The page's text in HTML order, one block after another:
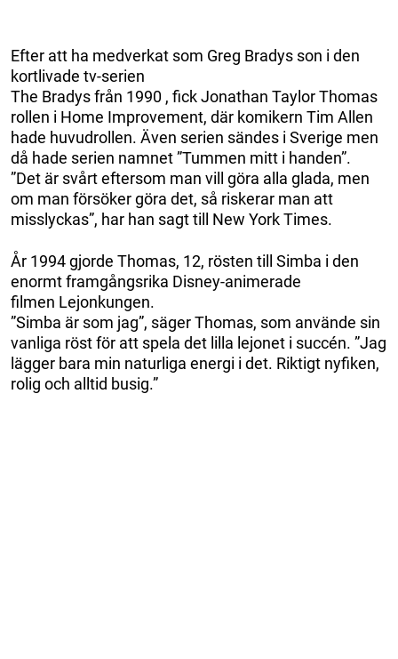
Efter att ha medverkat som Greg Bradys son i den
kortlivade tv-serien
The Bradys från 1990 , fick Jonathan Taylor Thomas
rollen i Home Improvement, där komikern Tim Allen
hade huvudrollen. Även serien sändes i Sverige men
då hade serien namnet ”Tummen mitt i handen”.
”Det är svårt eftersom man vill göra alla glada, men
om man försöker göra det, så riskerar man att
misslyckas”, har han sagt till New York Times.
År 1994 gjorde Thomas, 12, rösten till Simba i den
enormt framgångsrika Disney-animerade
filmen Lejonkungen.
”Simba är som jag”, säger Thomas, som använde sin
vanliga röst för att spela det lilla lejonet i succén. ”Jag
lägger bara min naturliga energi i det. Riktigt nyfiken,
rolig och alltid busig.”